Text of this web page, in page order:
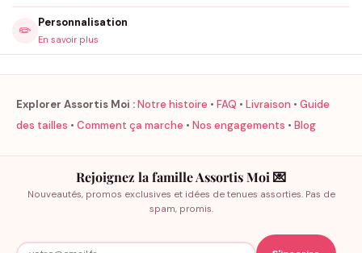
✏️
Personnalisation
En savoir plus
Explorer Assortis Moi :Notre histoire • FAQ • Livraison • Guide
des tailles • Comment ça marche • Nos engagements • Blog
Rejoignez la famille Assortis Moi 💌
Nouveautés, promos exclusives et idées de tenues assorties. Pas de
spam, promis.